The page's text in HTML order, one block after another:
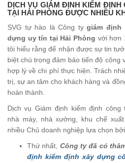
DỊCH VỤ GIÁM ĐỊNH KIỂM ĐỊNH
TẠI HẢI PHÒNG ĐƯỢC NHIỀU
SVG tự hào là Công ty giám định
dựng uy tín tại Hải Phòng với hơn
tôi hiểu rằng để nhận được sự tin
biệt chú trọng đảm bảo tiến độ công
hợp lý về chi phí thực hiện. Trách
trị, sự an tâm cho khách hàng và
hoàn thành.
Dịch vụ Giám định kiểm định
nhà máy, nhà xưởng, khu chế
nhiều Chủ doanh nghiệp lựa chọn
Thứ nhất, Công ty đã có
định kiểm định xây dựng